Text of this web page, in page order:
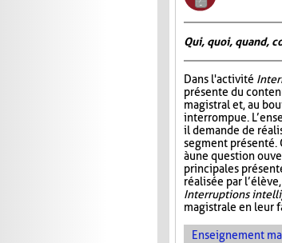
Qui, quoi, quand,
Dans l'activité
présente du
magistral et, au
interrompue.
il demande de
segment présenté.
à une question
principales
réalisée par
Interruptions
magistrale en leur
Enseignement